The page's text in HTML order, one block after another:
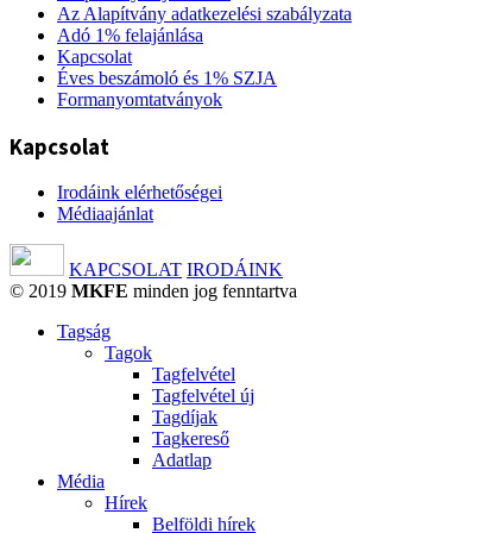
Az Alapítvány adatkezelési szabályzata
Adó 1% felajánlása
Kapcsolat
Éves beszámoló és 1% SZJA
Formanyomtatványok
Kapcsolat
Irodáink elérhetőségei
Médiaajánlat
KAPCSOLAT IRODÁINK
© 2019 MKFE minden jog fenntartva
Tagság
Tagok
Tagfelvétel
Tagfelvétel új
Tagdíjak
Tagkereső
Adatlap
Média
Hírek
Belföldi hírek